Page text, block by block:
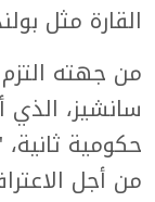
القارة مثل
من جهته التزم
سانشيز، الذي
حكومية
من أجل